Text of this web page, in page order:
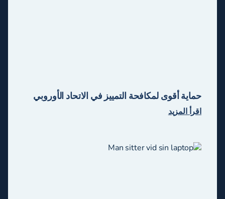
حماية أقوى لمكافحة التمييز في الاتحاد الأوروبي
اقرأ المزيد